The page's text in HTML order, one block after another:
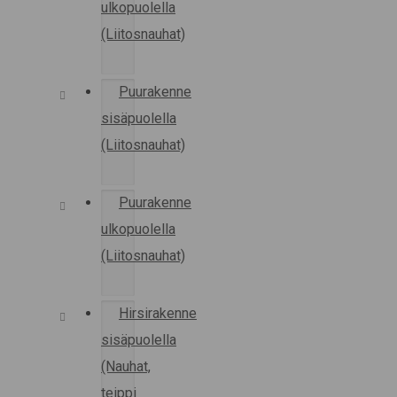
ulkopuolella
(Liitosnauhat)
Puurakenne
sisäpuolella
(Liitosnauhat)
Puurakenne
ulkopuolella
(Liitosnauhat)
Hirsirakenne
sisäpuolella
(Nauhat,
teippi